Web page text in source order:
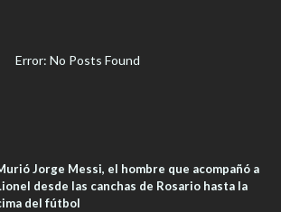
Error: No Posts Found
Jorge Messi, el hombre que acompañó a
desde las canchas de Rosario hasta la
del fútbol